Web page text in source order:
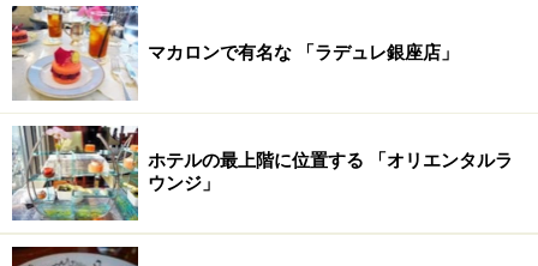
マカロンで有名な 「ラデュレ銀座店」
ホテルの最上階に位置する 「オリエンタルラ
ウンジ」